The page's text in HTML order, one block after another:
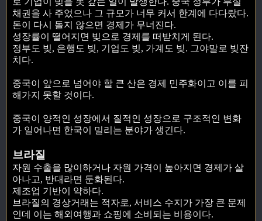
채권을 사 주었으나 그 규모가 너무 커서 한계에 다다랐다.
돈이 다시 돌지 않으면 경제가 무너진다.
성장률이 떨어지면 빚으로 경제를 떠받치게 된다.
정부도 빚, 은행도 빚, 기업도 빚, 가계도 빚. 그야말로 빚잔
치다.
중국이 앞으로 넘어야 할 큰 산은 경제 민주화이고 이를 피
해가지 못할 것이다.
중국이 양적인 성장에서 질적인 성장으로 구조적인 변화
가 일어나면 한국이 밀리는 분야가 생긴다.
브라질
자원 수출을 많이하거나 자원 가격이 높아지면 경제가 살
아나고, 반대라면 둔화된다.
제조업 기반이 약하다.
브라질의 경상거래는 적자로, 서비스 수지가 가장 큰 문제
인데 이는 해외여행과 쇼핑에 소비되는 비용이다.